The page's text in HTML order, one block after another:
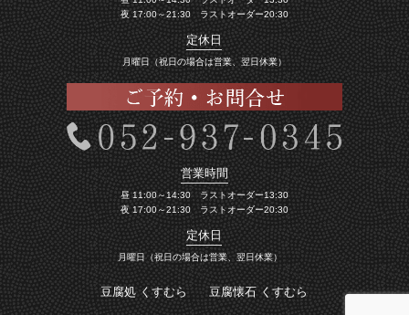
夜 17:00～21:30 ラストオーダー20:30
定休日
月曜日（祝日の場合は営業、翌日休業）
営業時間
昼 11:00～14:30 ラストオーダー13:30
夜 17:00～21:30 ラストオーダー20:30
定休日
月曜日（祝日の場合は営業、翌日休業）
豆腐処 くすむら 豆腐懐石 くすむら